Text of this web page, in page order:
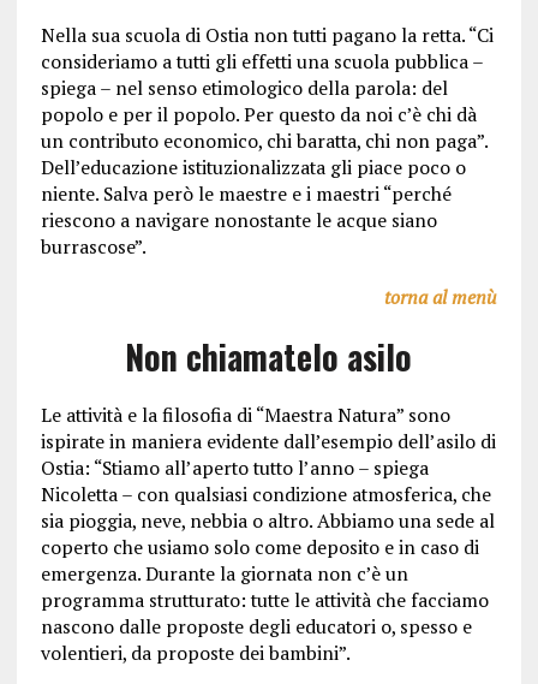
Nella sua scuola di Ostia non tutti pagano la retta. “Ci
consideriamo a tutti gli effetti una scuola pubblica –
spiega – nel senso etimologico della parola: del
popolo e per il popolo. Per questo da noi c’è chi dà
un contributo economico, chi baratta, chi non paga”.
Dell’educazione istituzionalizzata gli piace poco o
niente. Salva però le maestre e i maestri “perché
riescono a navigare nonostante le acque siano
burrascose”.
torna al menù
Non chiamatelo asilo
Le attività e la filosofia di “Maestra Natura” sono
ispirate in maniera evidente dall’esempio dell’asilo di
Ostia: “Stiamo all’aperto tutto l’anno – spiega
Nicoletta – con qualsiasi condizione atmosferica, che
sia pioggia, neve, nebbia o altro. Abbiamo una sede al
coperto che usiamo solo come deposito e in caso di
emergenza. Durante la giornata non c’è un
programma strutturato: tutte le attività che facciamo
nascono dalle proposte degli educatori o, spesso e
volentieri, da proposte dei bambini”.